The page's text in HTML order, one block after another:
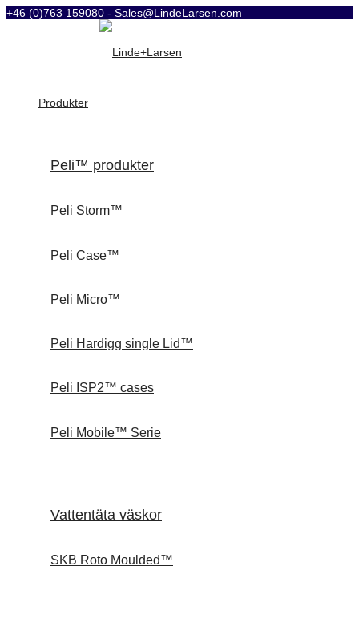
+46 (0)763 159080 - Sales@LindeLarsen.com
Produkter
Peli™ produkter
Peli Storm™
Peli Case™
Peli Micro™
Peli Hardigg single Lid™
Peli ISP2™ cases
Peli Mobile™ Serie
Vattentäta väskor
SKB Roto Moulded™